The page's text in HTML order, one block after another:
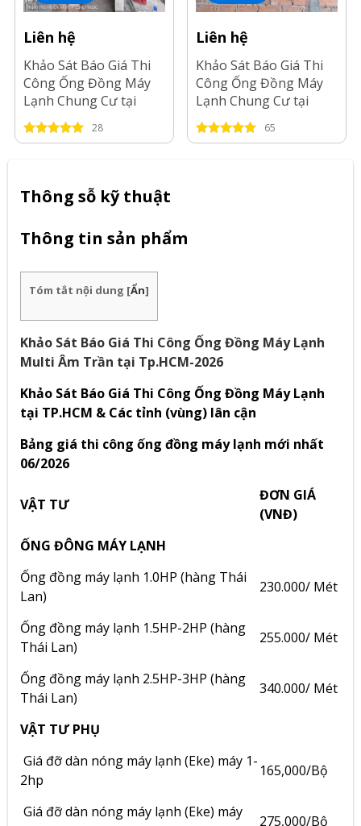
Liên hệ
Khảo Sát Báo Giá Thi
Công Ống Đồng Máy
Lạnh Chung Cư tại
Long An-2026
28
Liên hệ
Khảo Sát Báo Giá Thi
Công Ống Đồng Máy
Lạnh Chung Cư tại
Bình Dương-2026
65
Thông sỗ kỹ thuật
Thông tin sản phẩm
Tóm tắt nội dung [Ẩn]
Khảo Sát Báo Giá Thi Công Ống Đồng Máy Lạnh
Multi Âm Trần tại Tp.HCM-2026
Khảo Sát Báo Giá Thi Công Ống Đồng Máy Lạnh
tại TP.HCM & Các tỉnh (vùng) lân cận
Bảng giá thi công ống đồng máy lạnh mới nhất
06/2026
VẬT TƯ
ĐƠN GIÁ
(VNĐ)
ỐNG ĐÔNG MÁY LẠNH
Ống đồng máy lạnh 1.0HP (hàng Thái
Lan)
230.000/ Mét
Ống đồng máy lạnh 1.5HP-2HP (hàng
Thái Lan)
255.000/ Mét
Ống đồng máy lạnh 2.5HP-3HP (hàng
Thái Lan)
340.000/ Mét
VẬT TƯ PHỤ
Giá đỡ dàn nóng máy lạnh (Eke) máy 1-
2hp
165,000/Bộ
Giá đỡ dàn nóng máy lạnh (Eke) máy
275,000/Bộ